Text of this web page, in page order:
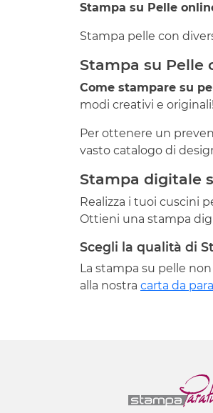
Stampa su Pelle
Stampa pelle con
Stampa su Pelle
Come stampare su
modi creativi e originali!
Per ottenere un
vasto catalogo di
Stampa digitale
Realizza i tuoi cuscini
Ottieni una stampa
Scegli la qualità di
La stampa su pelle
alla nostra carta da